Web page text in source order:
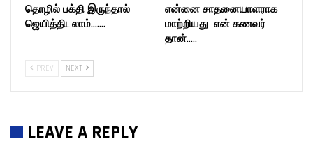
தொழில் பக்தி இருந்தால்
ஜெயித்திடலாம்…….
என்னை சாதனையாளராக
மாற்றியது என் கணவர்
தான்…..
PREV NEXT
LEAVE A REPLY